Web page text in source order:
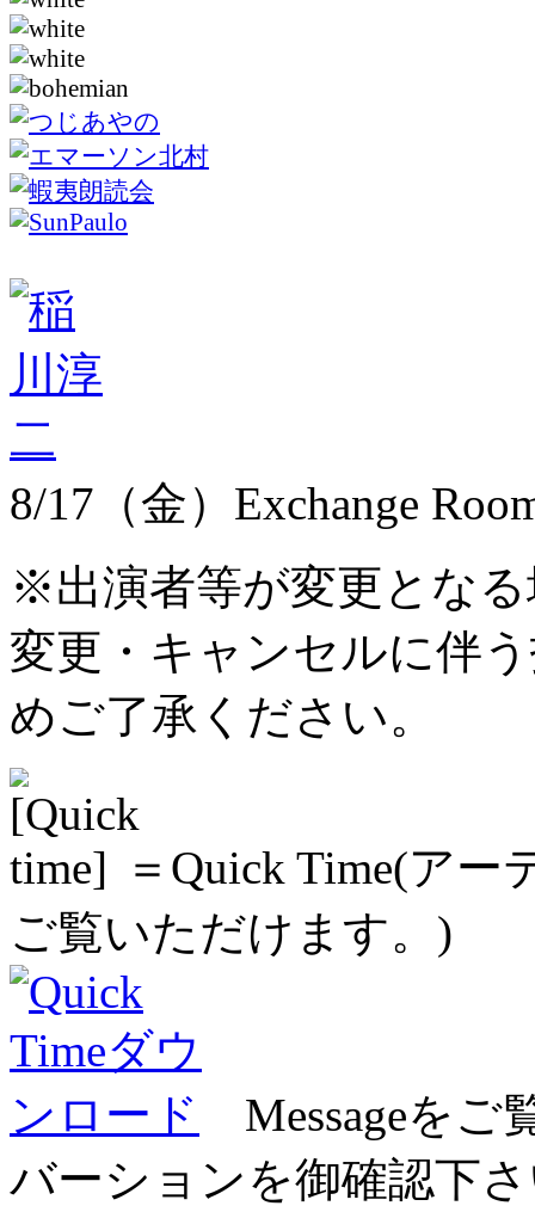
8/17（金）Exchange
※出演者等が変更とな
変更・キャンセルに伴
めご了承ください。
＝Quick Time(ア
ご覧いただけます。)
Messageをご
バーションを御確認下